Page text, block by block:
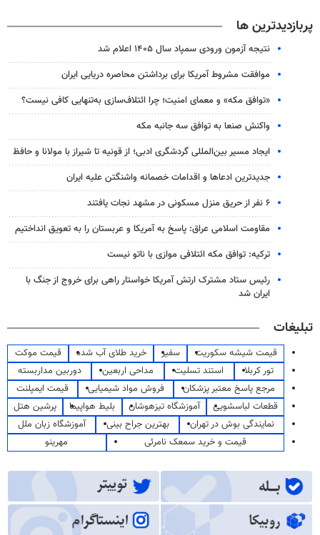
پربازدیدترین ها
نتیجه آزمون ورودی سمپاد سال ۱۴۰۵ اعلام شد
موافقت مشروط آمریکا برای برداشتن محاصره دریایی ایران
«توافق مکه» و معمای امنیت؛ چرا ائتلاف‌سازی به‌تنهایی کافی نیست؟
واکنش صنعا به توافق سه جانبه مکه
ایجاد مسیر بین‌المللی گردشگری ادبی؛ از قونیه تا شیراز با مولانا و حافظ
جدیدترین ادعاها و اقدامات خصمانه واشنگتن علیه ایران
۶ نفر از حریق منزل مسکونی در مشهد نجات یافتند
مقاومت اسلامی عراق: پاسخ به آمریکا و عربستان را به تعویق انداختیم
ترکیه: توافق مکه ائتلافی موازی با ناتو نیست
رئیس ستاد مشترک ارتش آمریکا خواستار راهی برای خروج از جنگ با
ایران شد
تبلیغات
قیمت شیشه سکوریت سفیر خرید طلای آب شده
قیمت موکت
تور کربلا
استند تسلیت مداحی اربعین
دوربین مداربسته
مرجع پاسخ معتبر پزشکان
فروش مواد شیمیایی
قیمت ایمپلنت
قطعات لباسشویی
آموزشگاه تیزهوشان بلیط هواپیما
پرشین هتل
نمایندگی بوش در تهران
بهترین جراح بینی
آموزشگاه زبان ملل
قیمت و خرید سمعک نامرئی
مهرینو